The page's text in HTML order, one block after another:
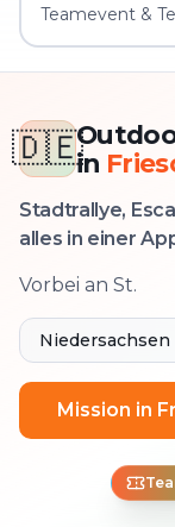
Teamevent &
🇩🇪in
Stadtrallye,
alles in einer
Vorbei an St.
Niedersachsen
Mission in